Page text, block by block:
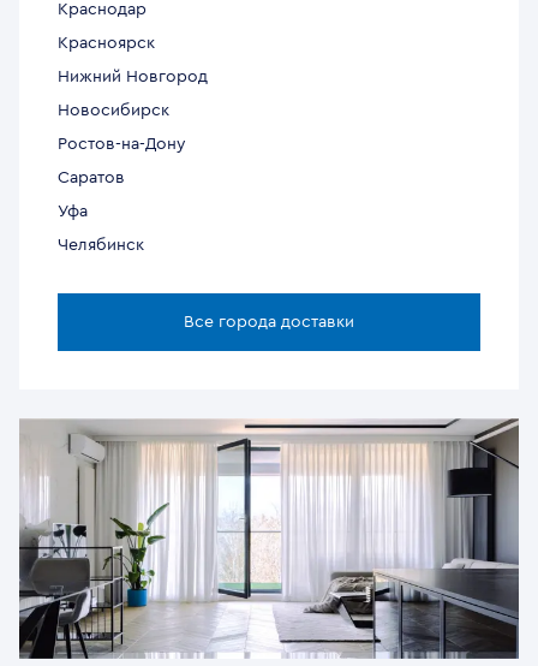
Краснодар
Красноярск
Нижний Новгород
Новосибирск
Ростов-на-Дону
Саратов
Уфа
Челябинск
Все города доставки